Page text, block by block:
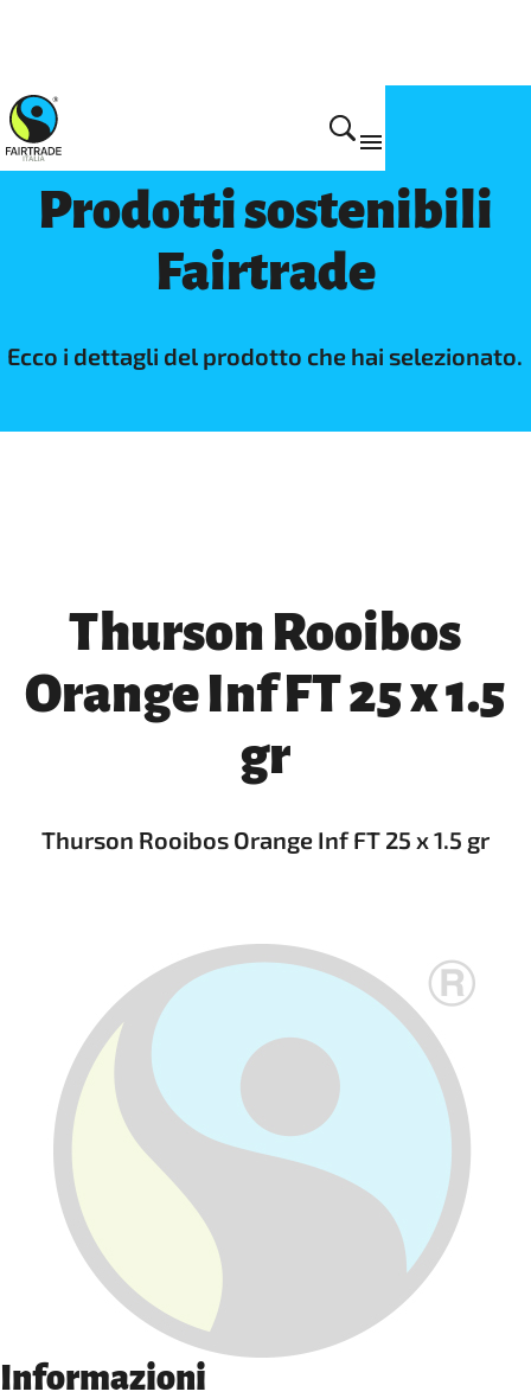
Prodotti
Prodotti sostenibili
Fairtrade
Ecco i dettagli del prodotto che hai selezionato.
Thurson Rooibos
Orange Inf FT 25 x 1.5
gr
Thurson Rooibos Orange Inf FT 25 x 1.5 gr
Informazioni